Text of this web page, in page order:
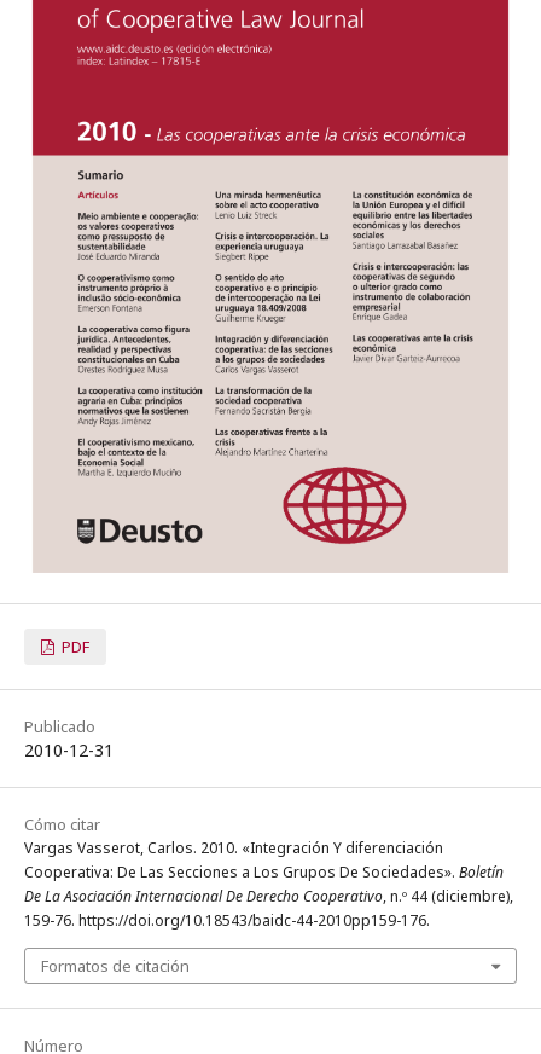
PDF
Publicado
2010-12-31
Cómo citar
Vargas Vasserot, Carlos. 2010. «Integración Y diferenciación
Cooperativa: De Las Secciones a Los Grupos De Sociedades». Boletín
De La Asociación Internacional De Derecho Cooperativo, n.º 44 (diciembre),
159-76. https://doi.org/10.18543/baidc-44-2010pp159-176.
Formatos de citación
Número